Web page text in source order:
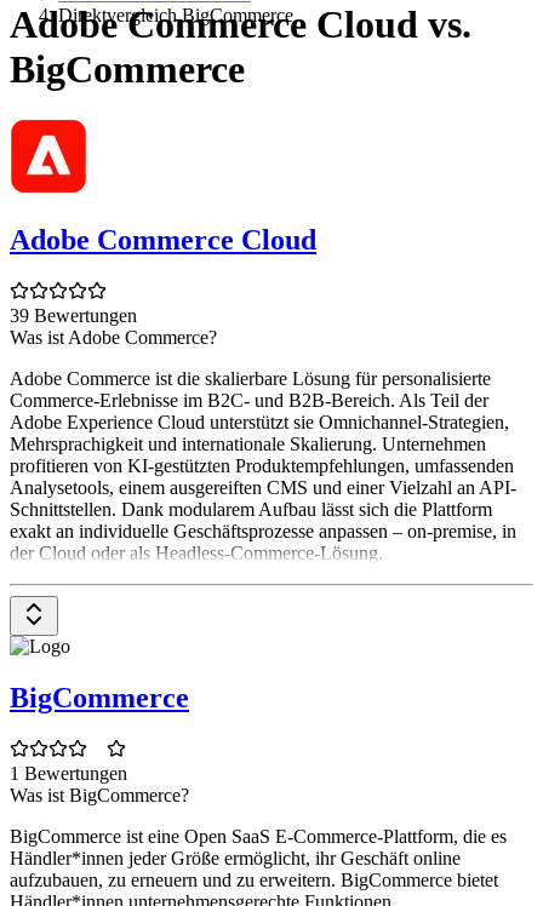
Direktvergleich BigCommerce
Adobe Commerce Cloud vs.
BigCommerce
Adobe Commerce Cloud
39 Bewertungen
Was ist Adobe Commerce?
Adobe Commerce ist die skalierbare Lösung für personalisierte
Commerce-Erlebnisse im B2C- und B2B-Bereich. Als Teil der
Adobe Experience Cloud unterstützt sie Omnichannel-Strategien,
Mehrsprachigkeit und internationale Skalierung. Unternehmen
profitieren von KI-gestützten Produktempfehlungen, umfassenden
Analysetools, einem ausgereiften CMS und einer Vielzahl an API-
Schnittstellen. Dank modularem Aufbau lässt sich die Plattform
exakt an individuelle Geschäftsprozesse anpassen – on-premise, in
der Cloud oder als Headless-Commerce-Lösung.
BigCommerce
1 Bewertungen
Was ist BigCommerce?
BigCommerce ist eine Open SaaS E-Commerce-Plattform, die es
Händler*innen jeder Größe ermöglicht, ihr Geschäft online
aufzubauen, zu erneuern und zu erweitern. BigCommerce bietet
Händler*innen unternehmensgerechte Funktionen,